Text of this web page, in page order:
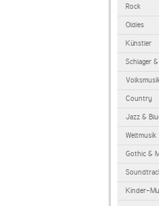
Rock
Oldies
Künstler
Schlager
Country
Jazz &
Weltmusik
Gothic &
Kinder-